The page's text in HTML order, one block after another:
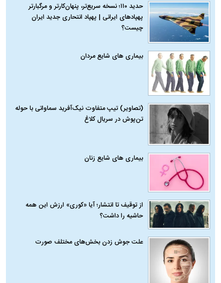
حدید ۱۱۰؛ نسخه سریع‌تر، پنهان‌کارتر و مرگبارتر
پهپادهای ایرانی | پهپاد انتحاری جدید ایران
چیست؟
بیماری‌ های شایع مردان
(تصاویر) تیپ متفاوت نیک‌آفرید سماواتی با حوله
تن‌پوش در سریال کلاغ
بیماری‌ های شایع زنان
از توقیف تا انتشار؛ آیا «کوری» ارزش این همه
حاشیه را داشت؟
علت جوش زدن بخش‌های مختلف صورت